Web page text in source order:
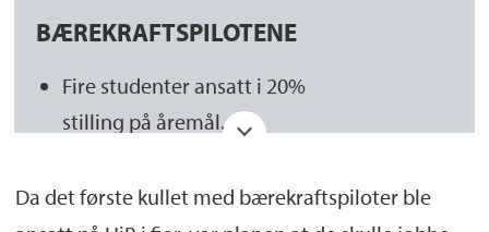
BÆREKRAFTSPILOTENE
Fire studenter ansatt i 20%
stilling på åremål.
arbeidet med satsingsområdene Klima og
Da det første kullet med bærekraftspiloter ble